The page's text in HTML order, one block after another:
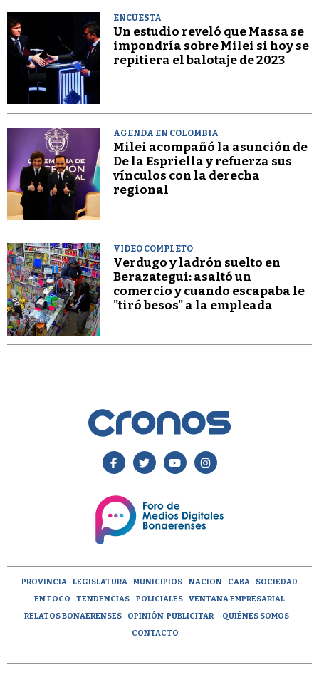
ENCUESTA
Un estudio reveló que Massa se
impondría sobre Milei si hoy se
repitiera el balotaje de 2023
AGENDA EN COLOMBIA
Milei acompañó la asunción de
De la Espriella y refuerza sus
vínculos con la derecha
regional
VIDEO COMPLETO
Verdugo y ladrón suelto en
Berazategui: asaltó un
comercio y cuando escapaba le
"tiró besos" a la empleada
PROVINCIA LEGISLATURA MUNICIPIOS NACION CABA
SOCIEDAD
EN FOCO
TENDENCIAS POLICIALES
VENTANA EMPRESARIAL
RELATOS BONAERENSES
OPINIÓN PUBLICITAR
QUIÉNES SOMOS
CONTACTO